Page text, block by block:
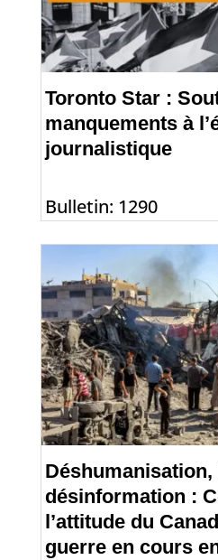
Toronto Star :
manquements à
journalistique
Bulletin: 1290
désinformation :
l’attitude du
guerre en cours